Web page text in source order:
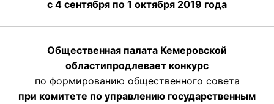
с 4 сентября по 1 октября 2019 года
Общественная палата Кемеровской
областипродлевает конкурс
по формированию общественного совета
при комитете по управлению государственным